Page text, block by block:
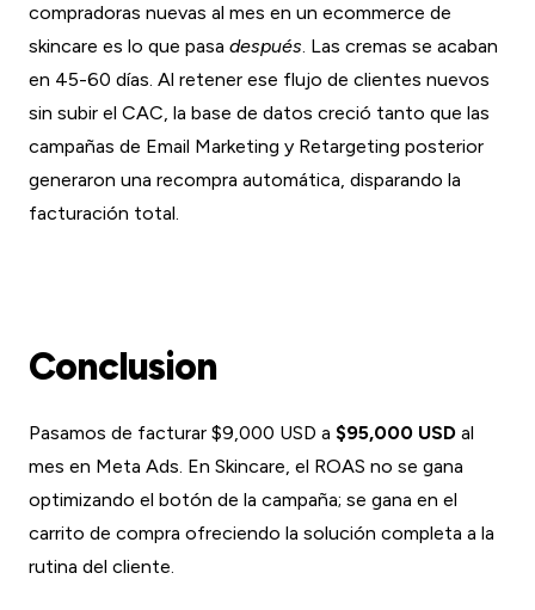
compradoras nuevas al mes en un ecommerce de
skincare es lo que pasa después. Las cremas se acaban
en 45-60 días. Al retener ese flujo de clientes nuevos
sin subir el CAC, la base de datos creció tanto que las
campañas de Email Marketing y Retargeting posterior
generaron una recompra automática, disparando la
facturación total.
Conclusion
Pasamos de facturar $9,000 USD a $95,000 USD al
mes en Meta Ads. En Skincare, el ROAS no se gana
optimizando el botón de la campaña; se gana en el
carrito de compra ofreciendo la solución completa a la
rutina del cliente.